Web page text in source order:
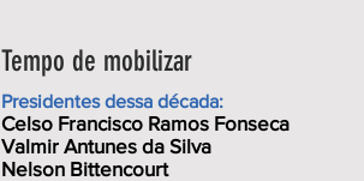
Tempo de mobilizar
Presidentes dessa década:
Celso Francisco Ramos Fonseca
Valmir Antunes da Silva
Nelson Bittencourt